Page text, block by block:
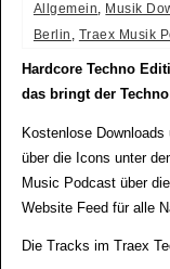
Allgemein, Musik
Berlin , Traex Musik
Hardcore Techno
das bringt der
Kostenlose
über die Icons unter
Music Podcast über
Website Feed für alle
Die Tracks im Traex